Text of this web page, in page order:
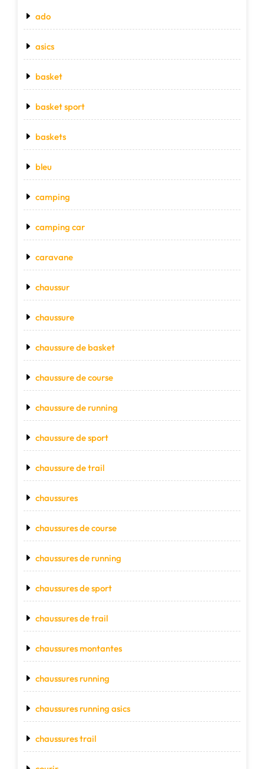
ado
asics
basket
basket sport
baskets
bleu
camping
camping car
caravane
chaussur
chaussure
chaussure de basket
chaussure de course
chaussure de running
chaussure de sport
chaussure de trail
chaussures
chaussures de course
chaussures de running
chaussures de sport
chaussures de trail
chaussures montantes
chaussures running
chaussures running asics
chaussures trail